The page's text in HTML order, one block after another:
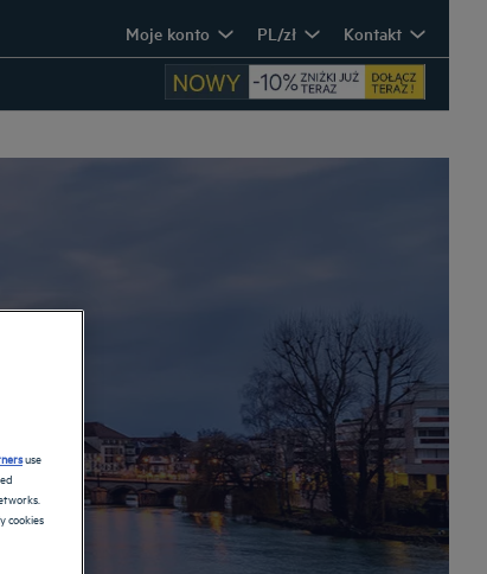
Moje konto PL/zł Kontakt
use
cookies